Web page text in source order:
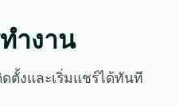
ำงาน
ตั้งและเริ่มแชร์ได้ทันที